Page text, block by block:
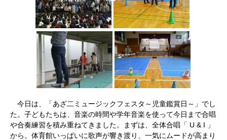
今日は、「あざ二ミュージックフェスタ～児童鑑賞日～」でし
た。子どもたちは、音楽の時間や学年音楽を使って今日まで合唱
や合奏練習を積み重ねてきました。まずは、全体合唱「 U & I 」
から。体育館いっぱいに歌声が響き渡り、一気にムードが高まり